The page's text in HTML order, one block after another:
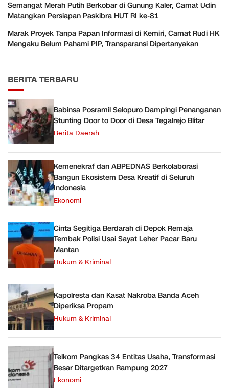
Semangat Merah Putih Berkobar di Gunung Kaler, Camat Udin
Matangkan Persiapan Paskibra HUT RI ke-81
Marak Proyek Tanpa Papan Informasi di Kemiri, Camat Rudi HK
Mengaku Belum Pahami PIP, Transparansi Dipertanyakan
BERITA TERBARU
Babinsa Posramil Selopuro Dampingi Penanganan
Stunting Door to Door di Desa Tegalrejo Blitar
Berita Daerah
Kemenekraf dan ABPEDNAS Berkolaborasi
Bangun Ekosistem Desa Kreatif di Seluruh
Indonesia
Ekonomi
Cinta Segitiga Berdarah di Depok Remaja
Tembak Polisi Usai Sayat Leher Pacar Baru
Mantan
Hukum & Kriminal
Kapolresta dan Kasat Nakroba Banda Aceh
Diperiksa Propam
Hukum & Kriminal
Telkom Pangkas 34 Entitas Usaha, Transformasi
Besar Ditargetkan Rampung 2027
Ekonomi